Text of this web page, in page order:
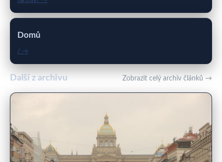
Domů
/ →
Další z archivu Zobrazit celý archiv článků →